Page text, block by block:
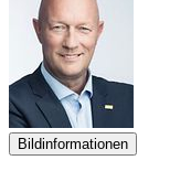
Bildinformationen